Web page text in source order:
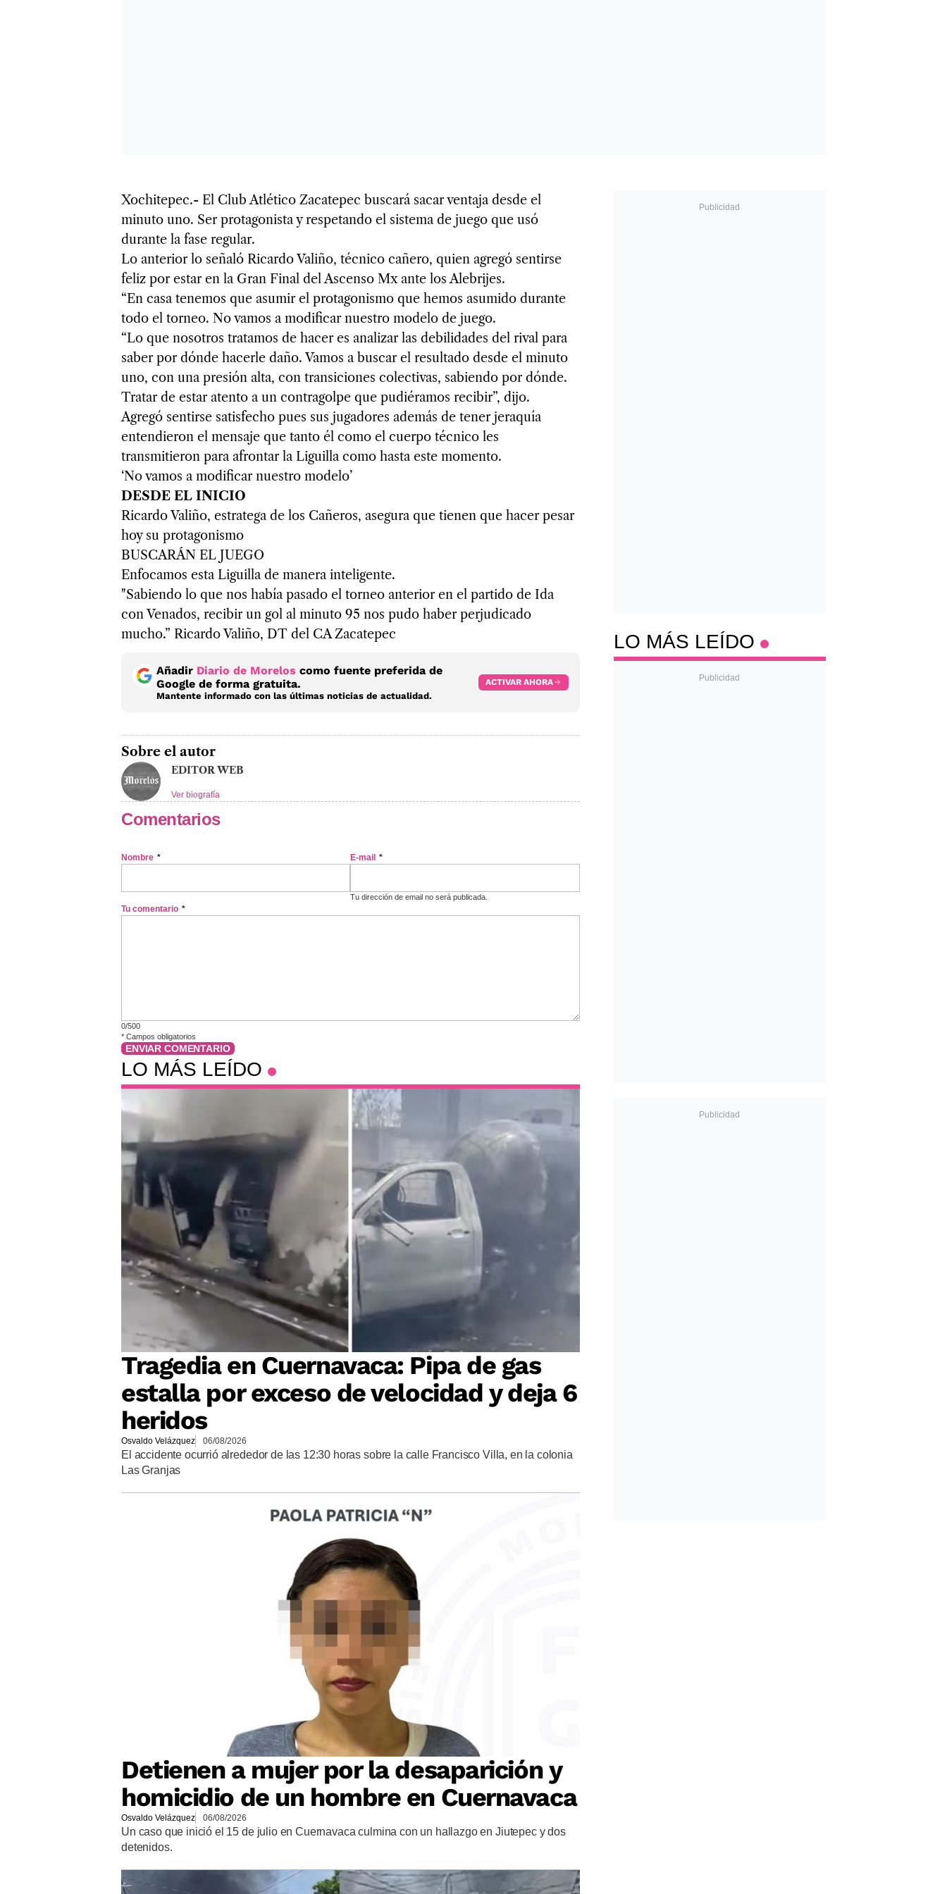
Xochitepec.- El Club Atlético Zacatepec buscará sacar ventaja desde el
minuto uno. Ser protagonista y respetando el sistema de juego que usó
durante la fase regular.
Lo anterior lo señaló Ricardo Valiño, técnico cañero, quien agregó sentirse
feliz por estar en la Gran Final del Ascenso Mx ante los Alebrijes.
“En casa tenemos que asumir el protagonismo que hemos asumido durante
todo el torneo. No vamos a modificar nuestro modelo de juego.
“Lo que nosotros tratamos de hacer es analizar las debilidades del rival para
saber por dónde hacerle daño. Vamos a buscar el resultado desde el minuto
uno, con una presión alta, con transiciones colectivas, sabiendo por dónde.
Tratar de estar atento a un contragolpe que pudiéramos recibir”, dijo.
Agregó sentirse satisfecho pues sus jugadores además de tener jeraquía
entendieron el mensaje que tanto él como el cuerpo técnico les
transmitieron para afrontar la Liguilla como hasta este momento.
‘No vamos a modificar nuestro modelo’
DESDE EL INICIO
Ricardo Valiño, estratega de los Cañeros, asegura que tienen que hacer pesar
hoy su protagonismo
BUSCARÁN EL JUEGO
Enfocamos esta Liguilla de manera inteligente.
"Sabiendo lo que nos había pasado el torneo anterior en el partido de Ida
con Venados, recibir un gol al minuto 95 nos pudo haber perjudicado
mucho.” Ricardo Valiño, DT del CA Zacatepec
Añadir Diario de Morelos como fuente preferida de
Google de forma gratuita.
Mantente informado con las últimas noticias de actualidad.
ACTIVAR AHORA
Sobre el autor
EDITOR WEB
Ver biografía
Comentarios
Nombre * E-mail *
Tu dirección de email no será publicada.
Tu comentario *
0/500
* Campos obligatorios
ENVIAR COMENTARIO
LO MÁS LEÍDO
Tragedia en Cuernavaca: Pipa de gas
estalla por exceso de velocidad y deja 6
heridos
Osvaldo Velázquez 06/08/2026
El accidente ocurrió alrededor de las 12:30 horas sobre la calle Francisco Villa, en la colonia
Las Granjas
Detienen a mujer por la desaparición y
homicidio de un hombre en Cuernavaca
Osvaldo Velázquez 06/08/2026
Un caso que inició el 15 de julio en Cuernavaca culmina con un hallazgo en Jiutepec y dos
detenidos.
LO MÁS LEÍDO